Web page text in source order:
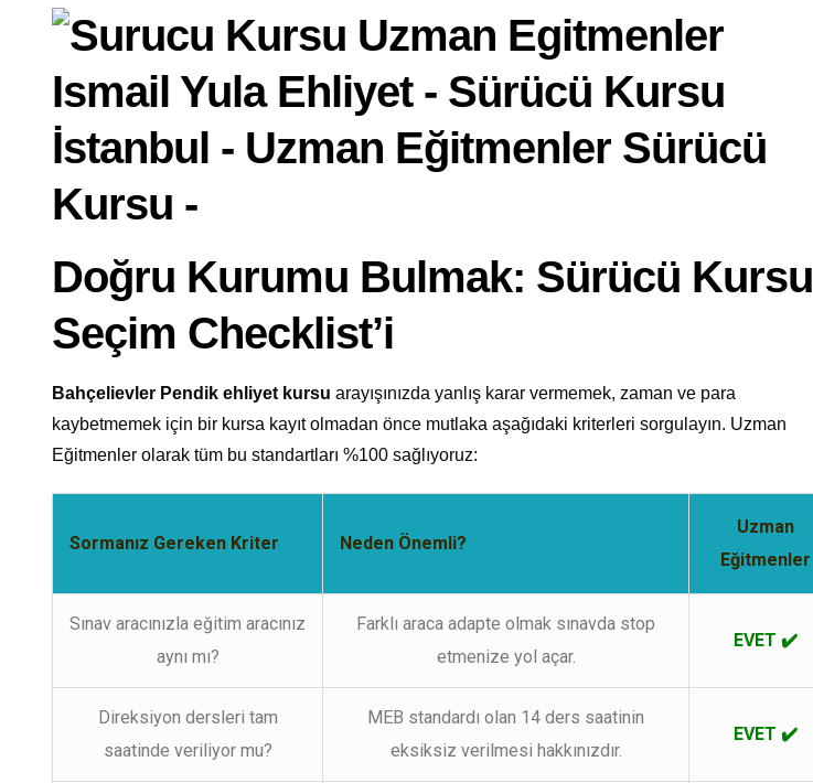
Doğru Kurumu Bulmak: Sürücü Kursu
Seçim Checklist’i
Bahçelievler Pendik ehliyet kursu arayışınızda yanlış karar vermemek, zaman ve para
kaybetmemek için bir kursa kayıt olmadan önce mutlaka aşağıdaki kriterleri sorgulayın. Uzman
Eğitmenler olarak tüm bu standartları %100 sağlıyoruz:
Sormanız Gereken Kriter Neden Önemli?
Uzman
Eğitmenler
Sınav aracınızla eğitim aracınız
aynı mı?
Farklı araca adapte olmak sınavda stop
etmenize yol açar.
EVET ✔️
Direksiyon dersleri tam
saatinde veriliyor mu?
MEB standardı olan 14 ders saatinin
eksiksiz verilmesi hakkınızdır.
EVET ✔️